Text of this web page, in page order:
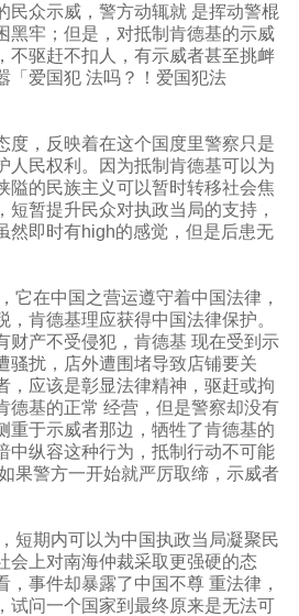
民众示威，警方动辄就 是挥动警棍
黑牢；但是，对抵制肯德基的示威
不驱赶不扣人，有示威者甚至挑衅
「爱国犯 法吗？！爱国犯法
度，反映着在这个国度里警察只是
人民权利。因为抵制肯德基可以为
隘的民族主义可以暂时转移社会焦
短暂提升民众对执政当局的支持，
然即时有high的感觉，但是后患无
它在中国之营运遵守着中国法律，
肯德基理应获得中国法律保护。
财产不受侵犯，肯德基 现在受到示
骚扰，店外遭围堵导致店铺要关
，应该是彰显法律精神，驱赶或拘
德基的正常 经营，但是警察却没有
重于示威者那边，牺牲了肯德基的
中纵容这种行为，抵制行动不可能
果警方一开始就严厉取缔，示威者
短期内可以为中国执政当局凝聚民
会上对南海仲裁采取更强硬的态
，事件却暴露了中国不尊 重法律，
试问一个国家到最终原来是无法可